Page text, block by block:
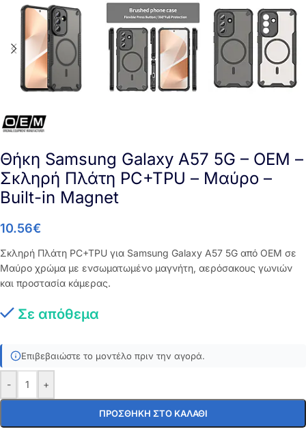
Θήκη Samsung Galaxy A57 5G – OEM –
Σκληρή Πλάτη PC+TPU – Μαύρο –
Built-in Magnet
10.56€
Σκληρή Πλάτη PC+TPU για Samsung Galaxy A57 5G από OEM σε
Μαύρο χρώμα με ενσωματωμένο μαγνήτη, αερόσακους γωνιών
και προστασία κάμερας.
Σε απόθεμα
Επιβεβαιώστε το μοντέλο πριν την αγορά.
- +
ΠΡΟΣΘΉΚΗ ΣΤΟ ΚΑΛΆΘΙ